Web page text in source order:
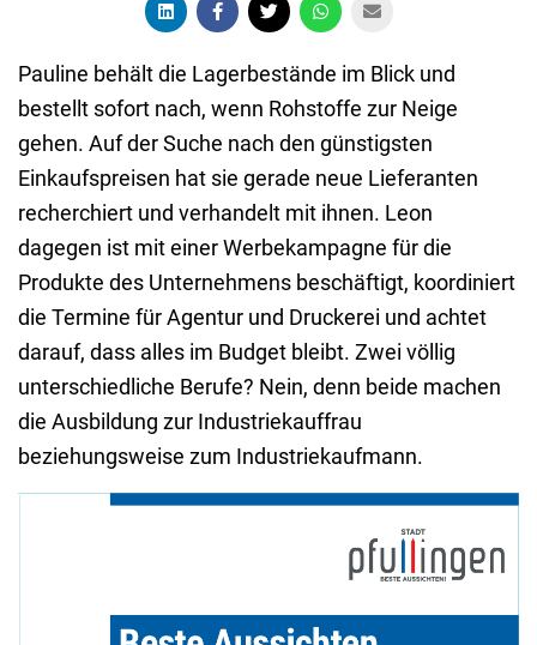
Pauline behält die Lagerbestände im Blick und
bestellt sofort nach, wenn Rohstoffe zur Neige
gehen. Auf der Suche nach den günstigsten
Einkaufspreisen hat sie gerade neue Lieferanten
recherchiert und verhandelt mit ihnen. Leon
dagegen ist mit einer Werbekampagne für die
Produkte des Unternehmens beschäftigt, koordiniert
die Termine für Agentur und Druckerei und achtet
darauf, dass alles im Budget bleibt. Zwei völlig
unterschiedliche Berufe? Nein, denn beide machen
die Ausbildung zur Industriekauffrau
beziehungsweise zum Industriekaufmann.